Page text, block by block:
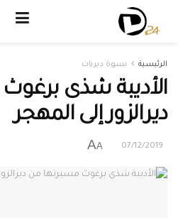
الرئيسية نسوة ديريات
الأديبة شذى
ديرالزور إلى المهجر
07/12/2019
A
A